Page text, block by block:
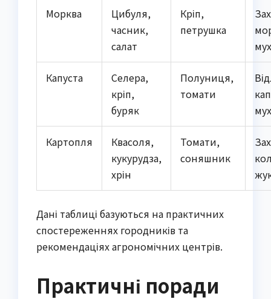
Морква
Цибуля,
часник,
салат
Кріп,
петрушка
Капуста
Селера,
кріп,
буряк
Полуниця,
томати
Картопля
Квасоля,
кукурудза,
хрін
Томати,
соняшник
Дані таблиці базуються на практичних
спостереженнях городників та
рекомендаціях агрономічних центрів.
Практичні поради